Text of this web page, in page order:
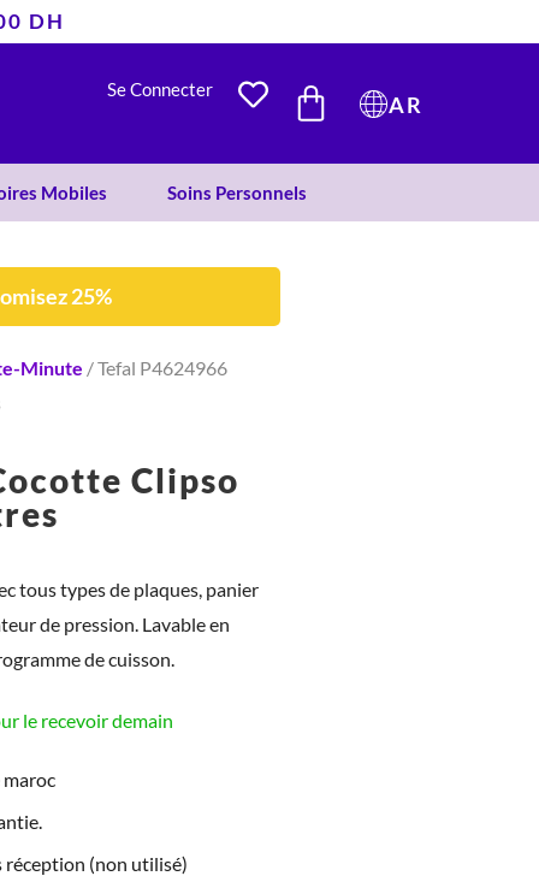
DH
Se Connecter PANIER
AR
Mobiles Soins Personnels
25%
Minute / Tefal P4624966
Clipso
tous types de plaques, panier
de pression. Lavable en
de cuisson.
le recevoir demain
réception (non utilisé)